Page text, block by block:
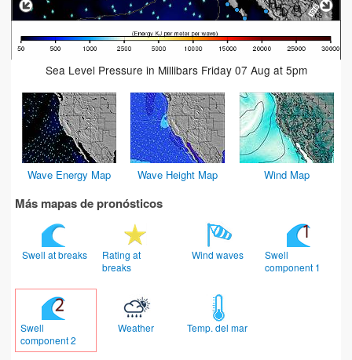
Sea Level Pressure in Millibars Friday 07 Aug at 5pm
Wave Energy Map Wave Height Map Wind Map
Más mapas de pronósticos
Swell at breaks
Rating at
breaks
Wind waves
Swell
component 1
Swell
component 2
Weather Temp. del mar